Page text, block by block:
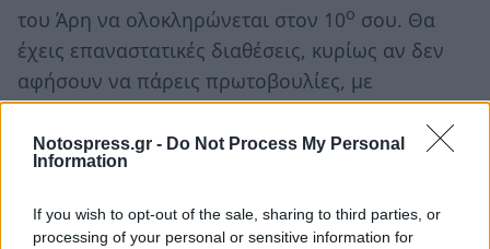
Notospress.gr - Do Not Process My Personal
Information
If you wish to opt-out of the sale, sharing to third parties, or
processing of your personal or sensitive information for
του Άρη να ολοκληρώνεται στον 10ο σου. Θα
έχεις επαναστατικές διαθέσεις, κυρίως αν δεν
αφήσουν να πάρεις πρωτοβουλίες, με
αποτέλεσμα να ξεσπάσουν εντάσεις άνευ
προηγούμενου και ρήξεις. Μπορεί ξαφνικά να
χάσεις την θέση σου ή το αντίθετο στην καλή
εκδοχή της όψης και να πάρεις προαγωγή.
Μπορεί ακόμη να αλλάξει ο/η προϊστάμενος/η